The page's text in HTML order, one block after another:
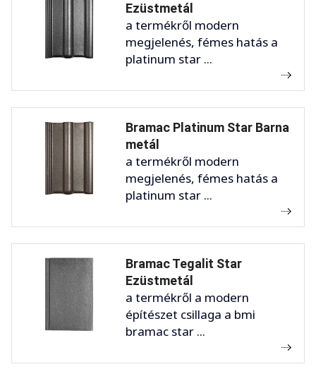
Ezüstmetál
a termékről modern
megjelenés, fémes hatás a
platinum star ...
Bramac Platinum Star Barna
metál
a termékről modern
megjelenés, fémes hatás a
platinum star ...
Bramac Tegalit Star
Ezüstmetál
a termékről a modern
építészet csillaga a bmi
bramac star ...